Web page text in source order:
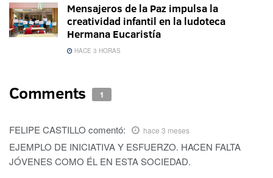
Mensajeros de la Paz impulsa la
creatividad infantil en la ludoteca
Hermana Eucaristía
HACE 3 HORAS
Comments 1
FELIPE CASTILLO comentó: hace 3 meses
EJEMPLO DE INICIATIVA Y ESFUERZO. HACEN FALTA
JÓVENES COMO ÉL EN ESTA SOCIEDAD.